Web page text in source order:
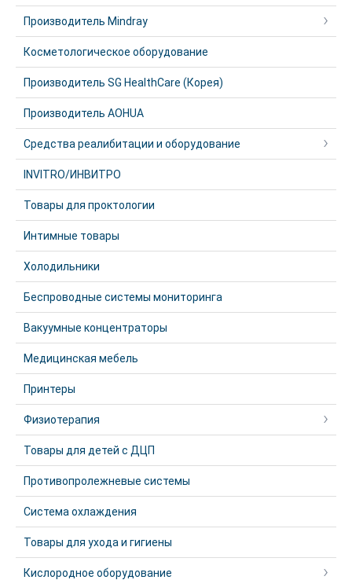
Производитель Mindray
Косметологическое оборудование
Производитель SG HealthCare (Корея)
Производитель AOHUA
Средства реалибитации и оборудование
INVITRO/ИНВИТРО
Товары для проктологии
Интимные товары
Холодильники
Беспроводные системы мониторинга
Вакуумные концентраторы
Медицинская мебель
Принтеры
Физиотерапия
Товары для детей с ДЦП
Противопролежневые системы
Система охлаждения
Товары для ухода и гигиены
Кислородное оборудование